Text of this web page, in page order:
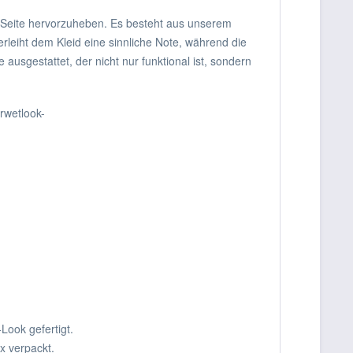
hervorzuheben. Es besteht aus unserem
dem Kleid eine sinnliche Note, während die
der nicht nur funktional ist, sondern
gefertigt.
verpackt.